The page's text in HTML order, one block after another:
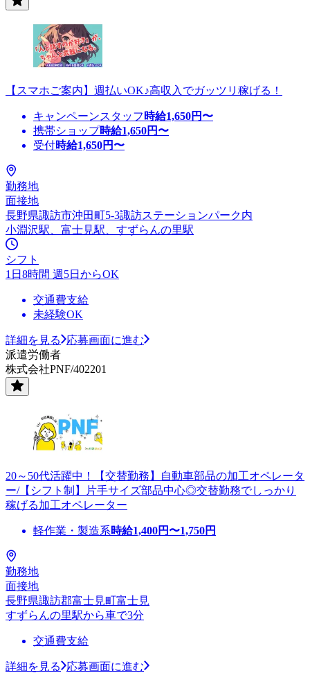
【スマホご案内】週払いOK♪高収入でガッツリ稼げる！
キャンペーンスタッフ 時給1,650円〜
携帯ショップ時給1,650円〜
受付時給1,650円〜
勤務地
面接地
長野県諏訪市沖田町5-3諏訪ステーションパーク内
小淵沢駅、富士見駅、すずらんの里駅
シフト
1日8時間 週5日からOK
交通費支給
未経験OK
詳細を見る
応募画面に進む
派遣労働者
株式会社PNF/402201
20～50代活躍中！【交替勤務】自動車部品の加工オペレータ
ー/【シフト制】片手サイズ部品中心◎交替勤務でしっかり
稼げる加工オペレーター
軽作業・製造系時給1,400円〜1,750円
勤務地
面接地
長野県諏訪郡富士見町富士見
すずらんの里駅から車で3分
交通費支給
詳細を見る 応募画面に進む